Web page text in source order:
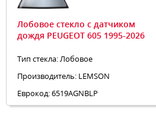
Лобовое стекло с датчиком
дождя PEUGEOT 605 1995-2026
Тип стекла: Лобовое
Производитель: LEMSON
Еврокод: 6519AGNBLP